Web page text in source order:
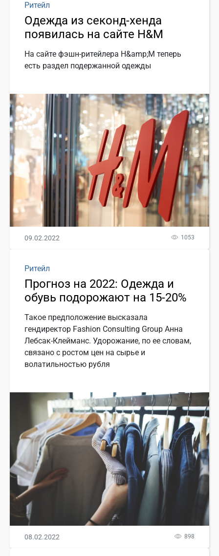
Ритейл
Одежда из секонд-хенда
появилась на сайте H&M
На сайте фэшн-ритейлера H&amp;M теперь
есть раздел подержанной одежды
09.02.2022 1053
Ритейл
Прогноз на 2022: Одежда и
обувь подорожают на 15-20%
Такое предположение высказала
гендиректор Fashion Consulting Group Анна
Лебсак-Клейманс. Удорожание, по ее словам,
связано с ростом цен на сырье и
волатильностью рубля
08.02.2022 898